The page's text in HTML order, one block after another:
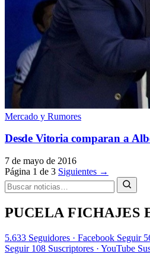
Mercado y Rumores
Desde Vitoria comparan a
7 de mayo de 2016
Página 1 de 3 Siguientes →
PUCELA FICHAJES
5.633 Seguidores · Facebook Seguir
Seguir 108 Suscriptores · YouTube